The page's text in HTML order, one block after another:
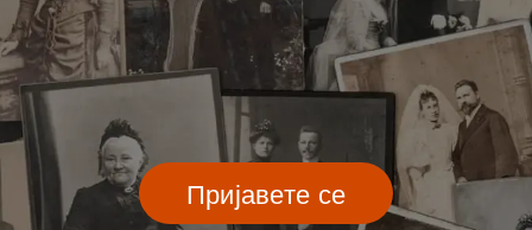
Пријавете се